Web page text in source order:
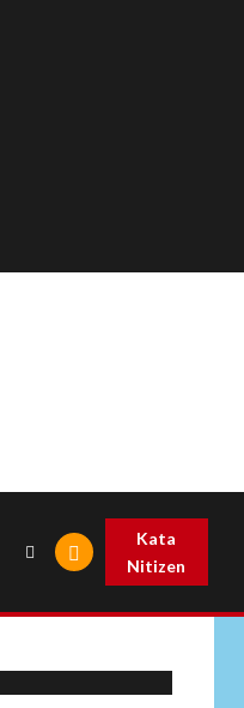
Kata
Nitizen